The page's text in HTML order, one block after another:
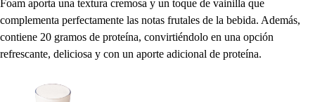
Foam aporta una textura cremosa y un toque de vainilla que
complementa perfectamente las notas frutales de la bebida. Además,
contiene 20 gramos de proteína, convirtiéndolo en una opción
refrescante, deliciosa y con un aporte adicional de proteína.